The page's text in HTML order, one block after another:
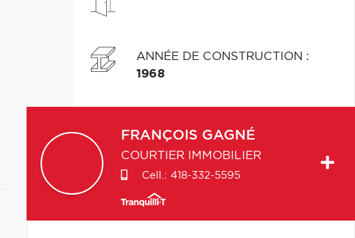
ANNÉE DE CONSTRUCTION :
1968
FRANÇOIS GAGNÉ
COURTIER IMMOBILIER
Cell.: 418-332-5595